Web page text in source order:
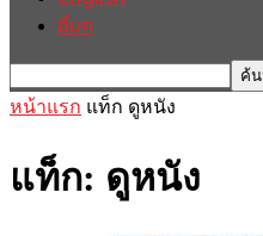
อื่นๆ
หน้าแรก แท็ก ดูหนัง
แท็ก: ดูหนัง